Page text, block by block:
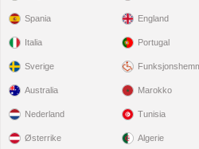
Spania
Italia
Sverige
England
Portugal
Australia
Nederland
Østerrike
Marokko
Tunisia
Algerie